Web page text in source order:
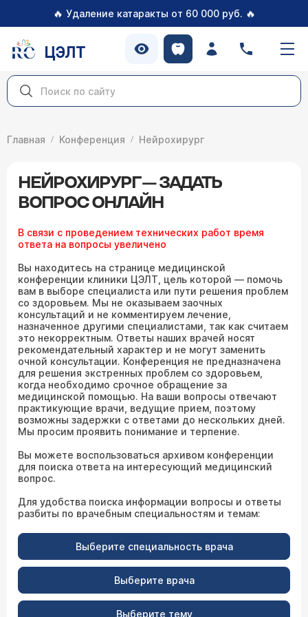
🔥 Удаление катаракты от 60 000 руб. 🔥
ЦЭЛТ
Главная Конференция Нейрохирург
НЕЙРОХИРУРГ — ЗАДАТЬ
ВОПРОС ОНЛАЙН
В связи с проведением технических работ время
ответа на вопросы увеличено
Вы находитесь на странице медицинской
конференции клиники ЦЭЛТ, цель которой — помочь
вам в выборе специалиста или пути решения проблем
со здоровьем. Мы не оказываем заочных
консультаций и не комментируем лечение,
назначенное другими специалистами, так как считаем
это некорректным. Ответы наших врачей носят
рекомендательный характер и не могут заменить
очной консультации. Конференция не предназначена
для решения экстренных проблем со здоровьем,
когда необходимо срочное обращение за
медицинской помощью. На ваши вопросы отвечают
практикующие врачи, ведущие прием, поэтому
возможны задержки с ответами до нескольких дней.
Мы просим проявить понимание и терпение.
Вы можете воспользоваться архивом конференции
для поиска ответа на интересующий медицинский
вопрос.
Для удобства поиска информации вопросы и ответы
разбиты по врачебным специальностям и темам:
Выберите специальность врача
Выберите врача
Выберите тему